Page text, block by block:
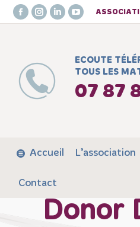
Facebook
in
new
window
Instagram
in
new
window
LinkedIn
window
YouTube
in
window
ECOUTE
TOUS LES
07 87
Accueil L’association
Contact
Donor